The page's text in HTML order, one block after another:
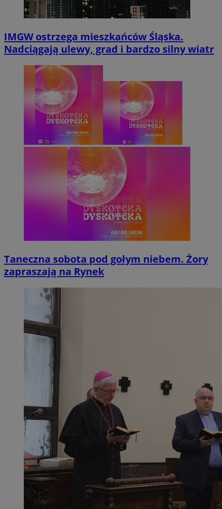
IMGW ostrzega mieszkańców Śląska.
Nadciągają ulewy, grad i bardzo silny wiatr
Taneczna sobota pod gołym niebem. Żory
zapraszają na Rynek